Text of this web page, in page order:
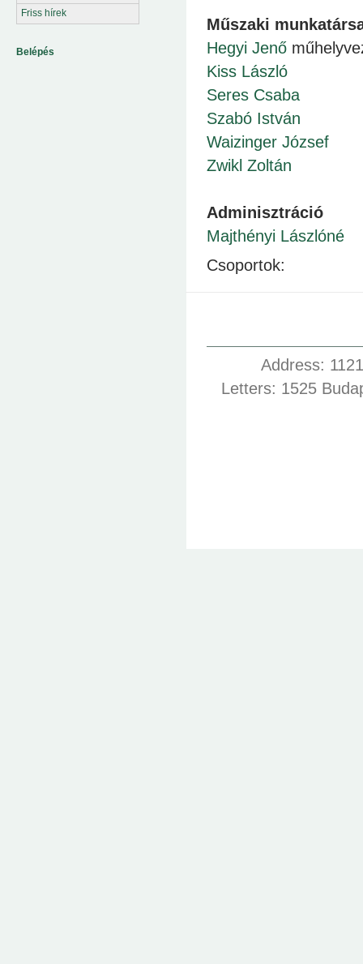
Friss hírek
Belépés
Műszaki
Hegyi Jenő
Kiss László
Seres Csaba
Szabó István
Waizinger József
Zwikl Zoltán
Adminisztráció
Majthényi Lászlóné
Csoportok:
Address:
Letters: 1525